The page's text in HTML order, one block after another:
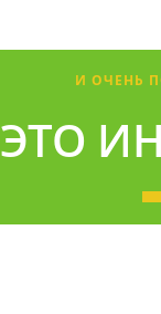
И ОЧЕНЬ
ЭТО